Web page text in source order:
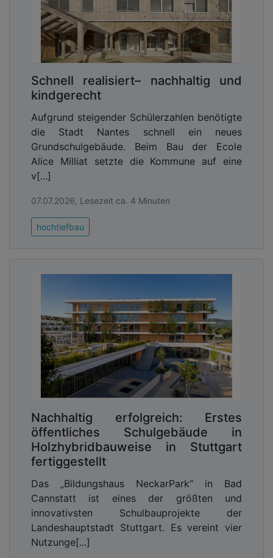
bis Stufe E. Durch ein modernes
Fertigungsverfahren im Baukastensystem ist ein
sehr gutes Preis-Leistungs-Verhältnis
gewährleistet.
Abonnieren Sie unseren Newsletter mit
Link zur kostenlosen PDF Ausgabe der
Kommunalwirtschaft!
Schnell realisiert– nachhaltig und
kindgerecht
Aufgrund steigender Schülerzahlen benötigte
die Stadt Nantes schnell ein neues
Grundschulgebäude. Beim Bau der Ecole
Alice Milliat setzte die Kommune auf eine
v[...]
07.07.2026, Lesezeit ca. 4 Minuten
hochtiefbau
Nachhaltig erfolgreich: Erstes
öffentliches Schulgebäude in
Holzhybridbauweise in Stuttgart
fertiggestellt
Das „Bildungshaus NeckarPark“ in Bad
Cannstatt ist eines der größten und
innovativsten Schulbauprojekte der
Landeshauptstadt Stuttgart. Es vereint vier
Nutzunge[...]